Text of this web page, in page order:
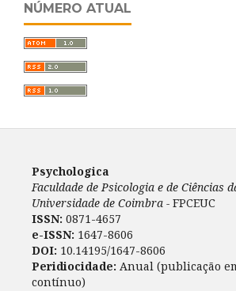
NÚMERO ATUAL
Psychologica
Faculdade de Psicologia e de Ciências
Universidade de Coimbra - FPCEUC
ISSN: 0871-4657
e-ISSN: 1647-8606
DOI: 10.14195/1647-8606
Peridiocidade: Anual (publicação
contínuo)